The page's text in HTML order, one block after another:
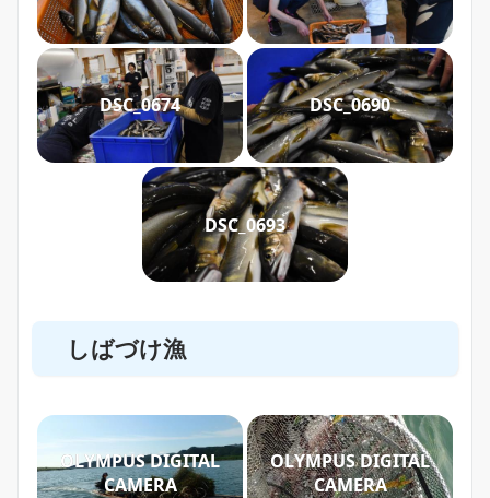
DSC_0674 DSC_0690
DSC_0693
しばづけ漁
OLYMPUS DIGITAL
CAMERA
OLYMPUS DIGITAL
CAMERA